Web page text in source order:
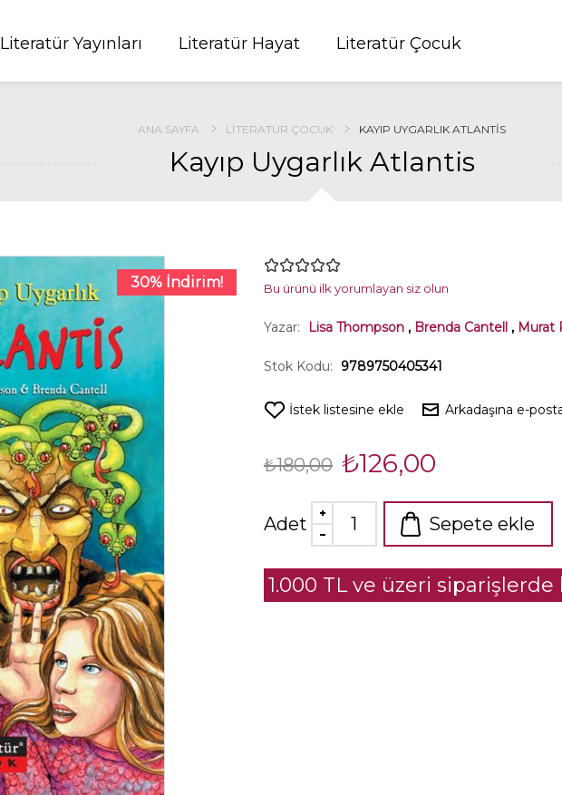
Literatür Yayınları Literatür Hayat Literatür Çocuk
ANA SAYFA LITERATÜR ÇOCUK KAYIP UYGARLIK ATLANTIS
Kayıp Uygarlık Atlantis
30% İndirim! Bu ürünü ilk yorumlayan siz olun
Yazar: Lisa Thompson , Brenda Cantell , Murat
Stok Kodu: 9789750405341
İstek listesine ekle Arkadaşına e-
₺180,00 ₺126,00
Adet Sepete ekle
1.000 TL ve üzeri